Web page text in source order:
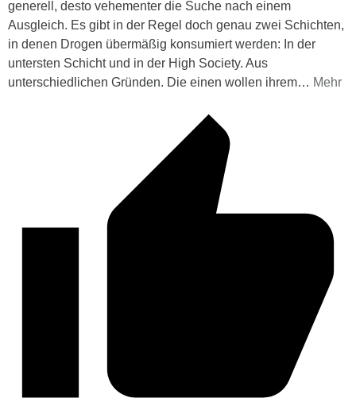
generell, desto vehementer die Suche nach einem
Ausgleich. Es gibt in der Regel doch genau zwei Schichten,
in denen Drogen übermäßig konsumiert werden: In der
untersten Schicht und in der High Society. Aus
unterschiedlichen Gründen. Die einen wollen ihrem… Mehr